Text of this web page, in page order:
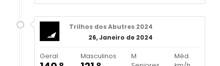
Trilhos dos Abutres 2024
26, Janeiro de 2024
Geral Masculinos
M
Méd.